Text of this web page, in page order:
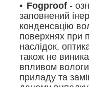
Fogproof -
заповнений
конденсацію
поверхнях при
наслідок,
також не
впливом
приладу та